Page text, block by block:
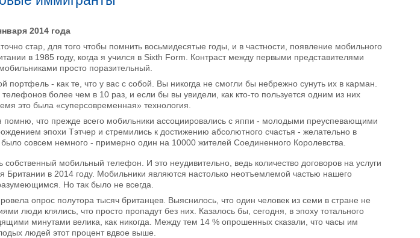
2014 года
стар, для того чтобы помнить восьмидесятые годы, и в частности, появление мобильного
в 1985 году, когда я учился в Sixth Form. Контраст между первыми представителями
просто поразительный.
- как те, что у вас с собой. Вы никогда не смогли бы небрежно сунуть их в карман.
более чем в 10 раз, и если бы вы увидели, как кто-то пользуется одним из них
это была «суперсовременная» технология.
помню, что прежде всего мобильники ассоциировались с яппи - молодыми преуспевающими
эпохи Тэтчер и стремились к достижению абсолютного счастья - желательно в
совсем немного - примерно один на 10000 жителей Соединенного Королевства.
мобильный телефон. И это неудивительно, ведь количество договоров на услуги
Британии в 2014 году. Мобильники являются настолько неотъемлемой частью нашего
Но так было не всегда.
опрос полутора тысяч британцев. Выяснилось, что один человек из семи в стране не
люди клялись, что просто пропадут без них. Казалось бы, сегодня, в эпоху тотального
минутами велика, как никогда. Между тем 14 % опрошенных сказали, что часы им
людей этот процент вдвое выше.